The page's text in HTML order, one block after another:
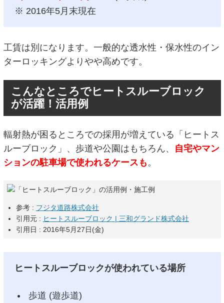
※ 2016年5月末現在
工賃は別になります。一般的な透水性・保水性のイン
ターロッキングよりやや高めです。
こんなところでヒートスルーブロック
が活躍！活用例
輻射熱が困るところでの採用が増えている「ヒートス
ルーブロック」、歩道や公園はもちろん、
自宅やマン
ションの駐車場で使われるケースも 。
参考 : フジタ道路株式会社
引用元 : ヒートスルーブロック | 三和グランド株式会社
引用日 : 2016年5月27日(金)
ヒートスルーブロックが使われている場所
歩道 (遊歩道)